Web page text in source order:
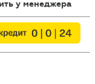
у менеджера